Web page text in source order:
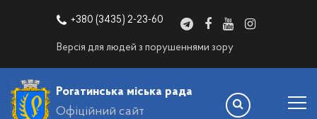
+380 (3435) 2-23-60
Версія для людей з порушеннями зору
Рогатинська міська рада
Офіційний сайт